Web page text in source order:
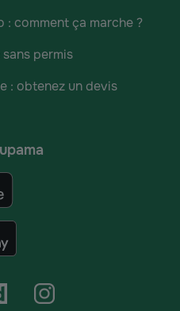
: comment ça marche ?
permis
: obtenez un devis